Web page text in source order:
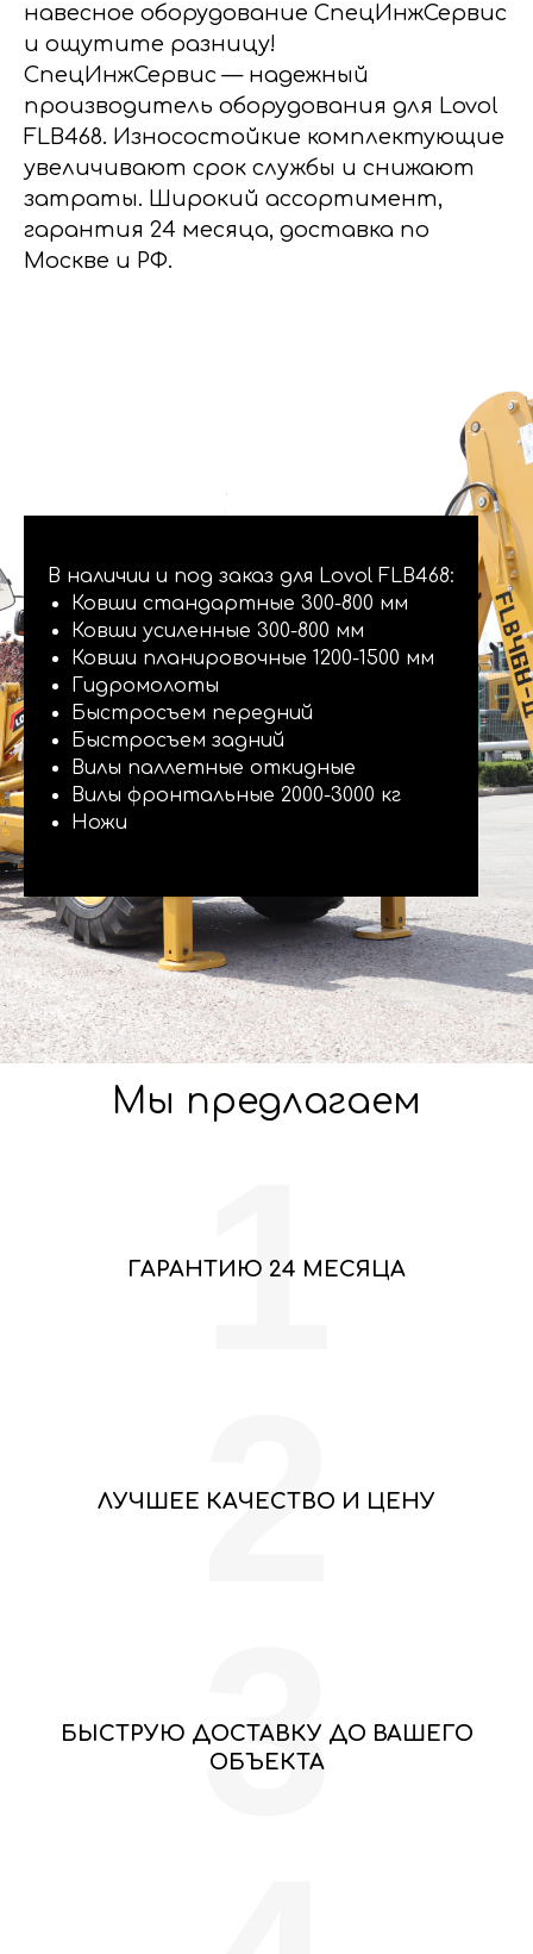
навесное оборудование СпецИнжСервис
и ощутите разницу!
СпецИнжСервис — надежный
производитель оборудования для Lovol
FLB468. Износостойкие комплектующие
увеличивают срок службы и снижают
затраты. Широкий ассортимент,
гарантия 24 месяца, доставка по
Москве и РФ.
В наличии и под заказ для Lovol FLB468:
Ковши стандартные 300-800 мм
Ковши усиленные 300-800 мм
Ковши планировочные 1200-1500 мм
Гидромолоты
Быстросъем передний
Быстросъем задний
Вилы паллетные откидные
Вилы фронтальные 2000-3000 кг
Ножи
Мы предлагаем
ГАРАНТИЮ 24 МЕСЯЦА
1
ЛУЧШЕЕ КАЧЕСТВО И ЦЕНУ
2
БЫСТРУЮ ДОСТАВКУ ДО ВАШЕГО
ОБЪЕКТА
3